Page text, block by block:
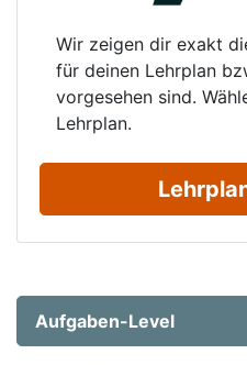
Wir zeigen dir exakt
für deinen Lehrplan
vorgesehen sind.
Lehrplan.
Aufgaben-Level